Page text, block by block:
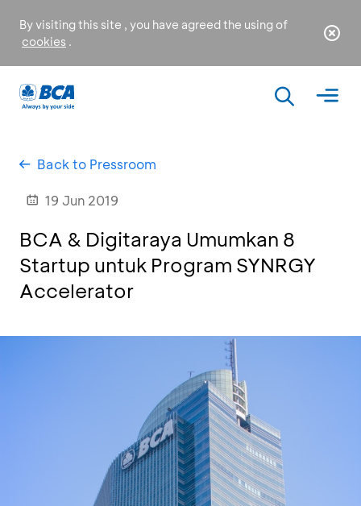
By visiting this site , you have agreed the using of
cookies .
Back to Pressroom
19 Jun 2019
BCA & Digitaraya Umumkan 8
Startup untuk Program SYNRGY
Accelerator